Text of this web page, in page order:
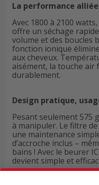
La performance
Avec 1800 à 2100
offre un séchage
volume et des boucles
fonction ionique
aux cheveux.
aisément, la touche air
durablement.
Design pratique,
Pesant seulement 575
à manipuler. Le filtre
une maintenance
d’accroche inclus –
bains ! Avec le beurer
devient simple et